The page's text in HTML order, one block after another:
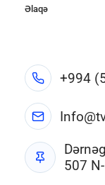
Əlaqə
+994
507